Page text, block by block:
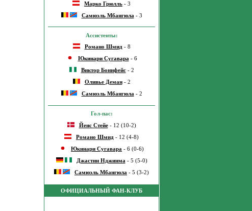
Марко Грюлль - 3
Самюэль Мбангюла - 3
Ассистенты:
Романо Шмид- 8
Юкинари Сугавара- 6
Виктор Бонифейс- 2
Оливье Деман- 2
Самюэль Мбангюла- 2
Гол-пас:
Йенс Стейе- 12 (10-2)
Романо Шмид - 12 (4-8)
Юкинари Сугавара - 6 (0-6)
Джастин Нджинма - 5 (5-0)
Самюэль Мбангюла - 5 (3-2)
ОФИЦИАЛЬНЫЙ ФАН-КЛУБ